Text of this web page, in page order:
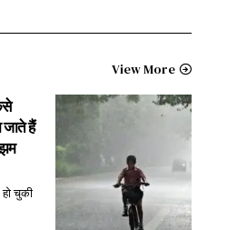
View More
जाते हैं
चुकी